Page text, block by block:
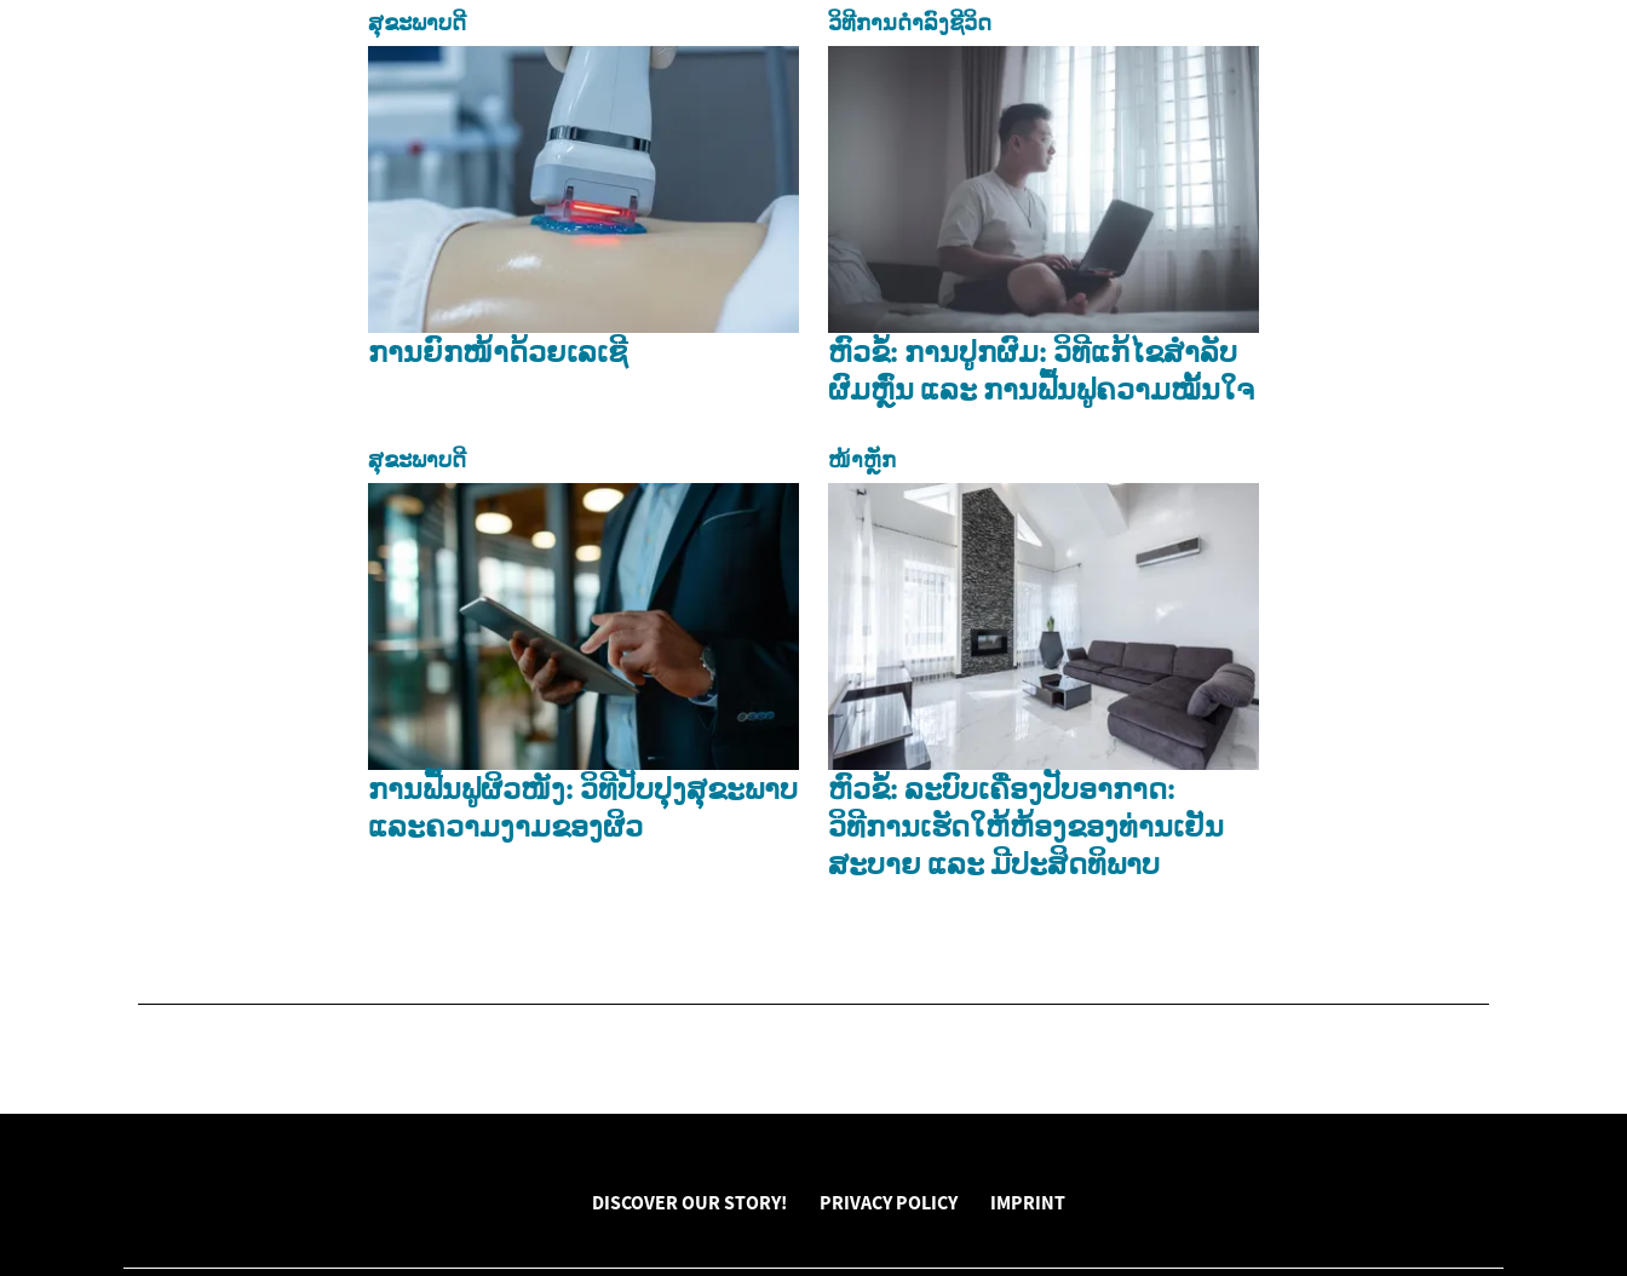
ສຸຂະພາບດີ
ການຍົກໜ້າດ້ວຍເລເຊີ
ວິທີການດຳລົງຊີວິດ
ຫົວຂໍ້: ການປູກຜົມ: ວິທີແກ້ໄຂສຳລັບ
ຜົມຫຼົ່ນ ແລະ ການຟື້ນຟູຄວາມໝັ້ນໃຈ
ສຸຂະພາບດີ
ການຟື້ນຟູຜິວໜັງ: ວິທີປັບປຸງສຸຂະພາບ
ແລະຄວາມງາມຂອງຜິວ
ໜ້າຫຼັກ
ຫົວຂໍ້: ລະບົບເຄື່ອງປັບອາກາດ:
ວິທີການເຮັດໃຫ້ຫ້ອງຂອງທ່ານເຢັນ
ສະບາຍ ແລະ ມີປະສິດທິພາບ
DISCOVER OUR STORY! PRIVACY POLICY IMPRINT